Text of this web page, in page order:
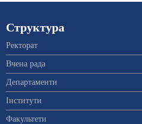
Структура
Ректорат
Вчена рада
Департаменти
Інститути
Факультети